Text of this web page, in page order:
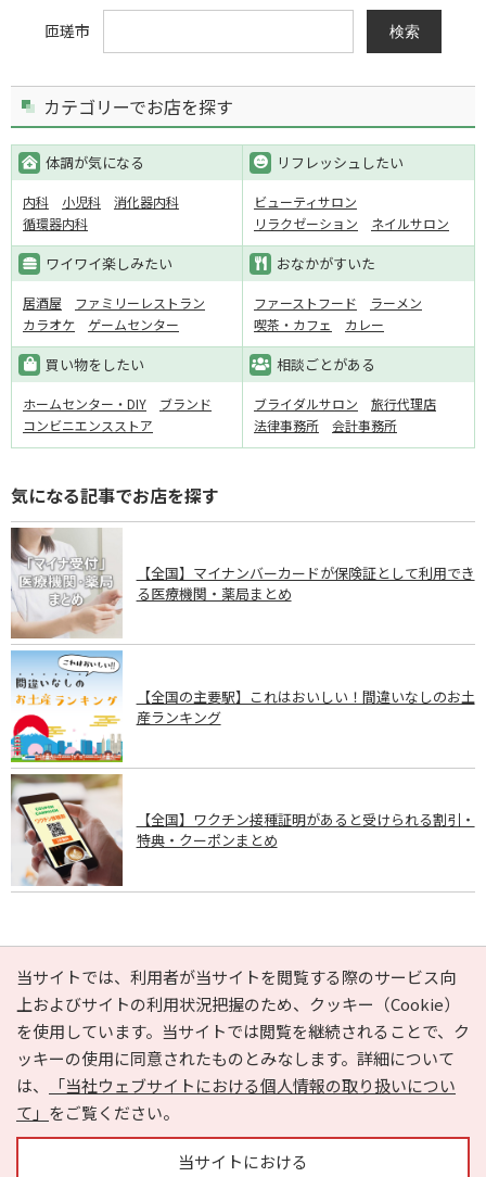
匝瑳市 検索
カテゴリーでお店を探す
体調が気になる
内科 小児科
消化器内科
循環器内科
リフレッシュしたい
ビューティサロン
リラクゼーション
ネイルサロン
ワイワイ楽しみたい
居酒屋
ファミリーレストラン
カラオケ
ゲームセンター
おなかがすいた
ファーストフード
ラーメン
喫茶・カフェ
カレー
買い物をしたい
ホームセンター・DIY
ブランド
コンビニエンスストア
相談ごとがある
ブライダルサロン
旅行代理店
法律事務所
会計事務所
気になる記事でお店を探す
【全国】マイナンバーカードが保険証として利用でき
る医療機関・薬局まとめ
【全国の主要駅】これはおいしい！間違いなしのお土
産ランキング
【全国】ワクチン接種証明があると受けられる割引・
特典・クーポンまとめ
PAGE TOP
当サイトでは、利用者が当サイトを閲覧する際のサービス向
上およびサイトの利用状況把握のため、クッキー（Cookie）
を使用しています。当サイトでは閲覧を継続されることで、ク
ッキーの使用に同意されたものとみなします。詳細について
は、
「当社ウェブサイトにおける個人情報の取り扱いについ
て」 をご覧ください。
当サイトにおける
e-NAVITA（イーナビタ）とは？ お気に入り
ヘルプ
利用規約
個人情報の取り扱いについて
運営会社
サイトマップ
広告掲載に関するお問い合わせ